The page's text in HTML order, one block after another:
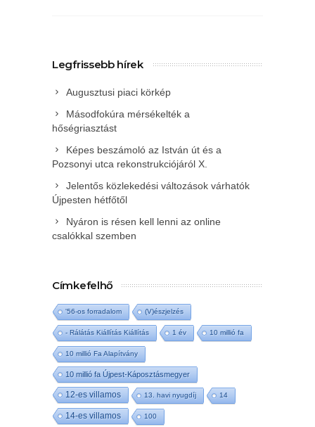
Legfrissebb hírek
Augusztusi piaci körkép
Másodfokúra mérsékelték a
hőségriasztást
Képes beszámoló az István út és a
Pozsonyi utca rekonstrukciójáról X.
Jelentős közlekedési változások várhatók
Újpesten hétfőtől
Nyáron is résen kell lenni az online
csalókkal szemben
Címkefelhő
'56-os forradalom (V)észjelzés
- Rálátás Kiállítás Kiállítás 1 év 10 millió fa
10 millió Fa Alapítvány
10 millió fa Újpest-Káposztásmegyer
12-es villamos 13. havi nyugdíj 14
14-es villamos 100